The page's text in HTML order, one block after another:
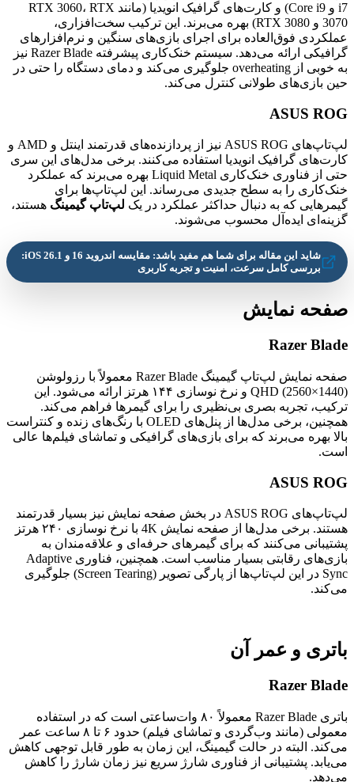
i7 و Core i9) و کارت‌های گرافیک انویدیا (مانند RTX 3060، RTX
3070 و RTX 3080) بهره می‌برند. این ترکیب سخت‌افزاری،
عملکردی فوق‌العاده برای اجرای بازی‌های سنگین و نرم‌افزارهای
گرافیکی ارائه می‌دهد. سیستم خنک‌کاری پیشرفته Razer Blade نیز
به خوبی از overheating جلوگیری می‌کند و دمای دستگاه را حتی در
حین بازی‌های طولانی کنترل می‌کند.
ASUS ROG
لپ‌تاپ‌های ASUS ROG نیز از پردازنده‌های قدرتمند اینتل و AMD و
کارت‌های گرافیک انویدیا استفاده می‌کنند. برخی مدل‌های این سری
حتی از فناوری خنک‌کاری Liquid Metal بهره می‌برند که عملکرد
خنک‌کاری را به سطح جدیدی می‌رساند. این لپ‌تاپ‌ها برای
گیمرهایی که به دنبال حداکثر عملکرد در یک لپ‌تاپ گیمینگ هستند،
گزینه‌ای ایده‌آل محسوب می‌شوند.
شاید این مقاله برای شما هم مفید باشد: مقایسه اندروید 16 و iOS 26.1:
بررسی کامل سرعت، امنیت و تجربه کاربری
صفحه نمایش
Razer Blade
صفحه نمایش لپ‌تاپ گیمینگ Razer Blade معمولاً با رزولوشن
QHD (2560×1440) و نرخ نوسازی ۱۴۴ هرتز ارائه می‌شود. این
ترکیب، تجربه بصری بی‌نظیری را برای گیمرها فراهم می‌کند.
همچنین، برخی مدل‌ها از پنل‌های OLED با رنگ‌های زنده و کنتراست
بالا بهره می‌برند که برای بازی‌های گرافیکی و تماشای فیلم‌ها عالی
است.
ASUS ROG
لپ‌تاپ‌های ASUS ROG در بخش صفحه نمایش نیز بسیار قدرتمند
هستند. برخی مدل‌ها از صفحه نمایش 4K با نرخ نوسازی ۲۴۰ هرتز
پشتیبانی می‌کنند که برای گیمرهای حرفه‌ای و علاقه‌مندان به
بازی‌های رقابتی بسیار مناسب است. همچنین، فناوری Adaptive
Sync در این لپ‌تاپ‌ها از پارگی تصویر (Screen Tearing) جلوگیری
می‌کند.
باتری و عمر آن
Razer Blade
باتری Razer Blade معمولاً ۸۰ وات‌ساعتی است که در استفاده
معمولی (مانند وب‌گردی و تماشای فیلم) حدود ۶ تا ۸ ساعت عمر
می‌کند. البته در حالت گیمینگ، این زمان به طور قابل توجهی کاهش
می‌یابد. پشتیبانی از فناوری شارژ سریع نیز زمان شارژ را کاهش
می‌دهد.